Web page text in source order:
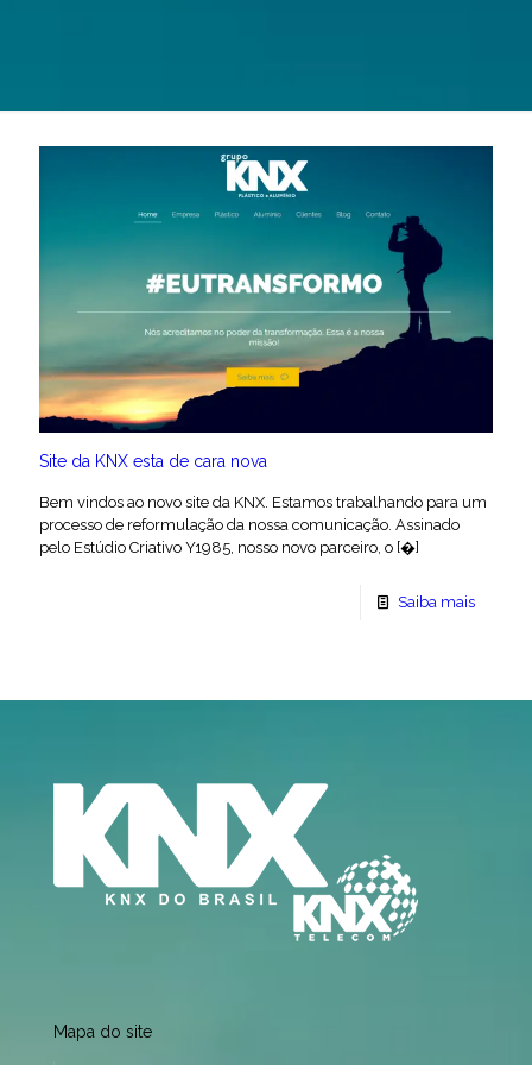
Site da KNX esta de cara nova
Bem vindos ao novo site da KNX. Estamos trabalhando para um
processo de reformulação da nossa comunicação. Assinado
pelo Estúdio Criativo Y1985, nosso novo parceiro, o [�]
Saiba mais
Mapa do site